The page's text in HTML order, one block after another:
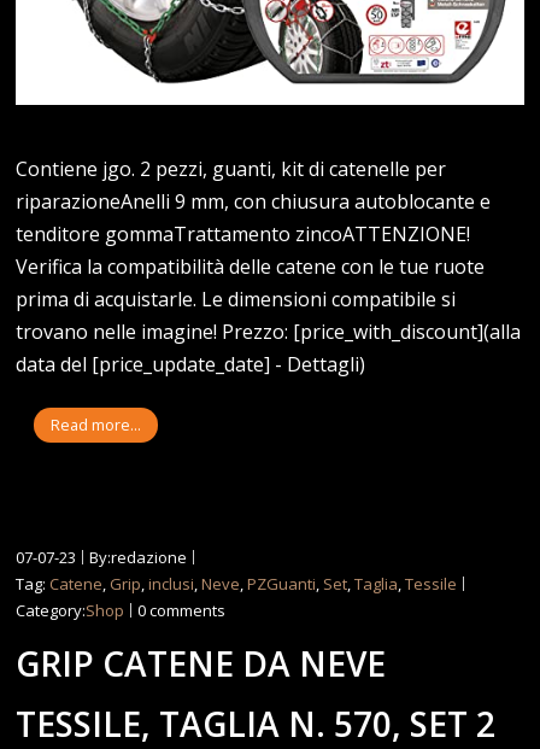
Contiene jgo. 2 pezzi, guanti, kit di catenelle per
riparazioneAnelli 9 mm, con chiusura autoblocante e
tenditore gommaTrattamento zincoATTENZIONE!
Verifica la compatibilità delle catene con le tue ruote
prima di acquistarle. Le dimensioni compatibile si
trovano nelle imagine! Prezzo: [price_with_discount](alla
data del [price_update_date] - Dettagli)
Read more...
07-07-23
By:redazione
Tag: Catene, Grip,inclusi,Neve,PZGuanti, Set,Taglia,Tessile
Category:Shop 0 comments
GRIP CATENE DA NEVE
TESSILE, TAGLIA N. 570, SET 2